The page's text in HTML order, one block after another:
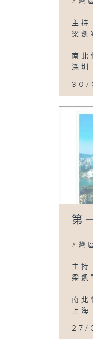
主持
梁凱
南北
深圳
...
30/
第
#灣
主持
梁凱
南北
上
27/